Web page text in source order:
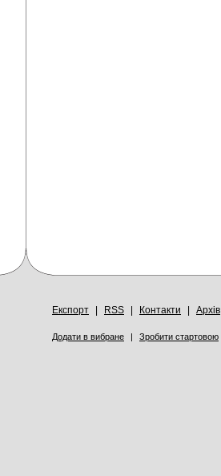
Експорт RSS Контакти Архів
Додати в вибране | Зробити стартовою